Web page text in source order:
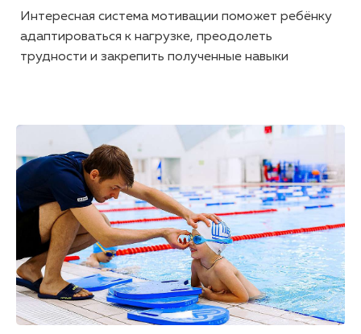
Интересная система мотивации поможет ребёнку
адаптироваться к нагрузке, преодолеть
трудности и закрепить полученные навыки